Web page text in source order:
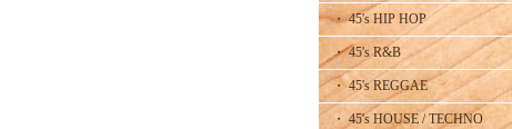
・ 45's HIP HOP
・ 45's R&B
・ 45's REGGAE
・ 45's HOUSE / TECHNO